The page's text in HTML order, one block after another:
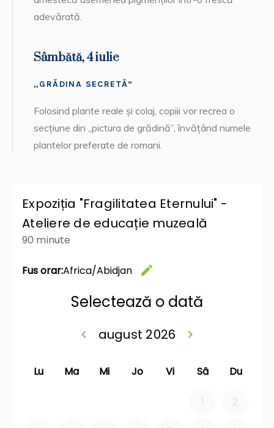
adevărată.
Sâmbătă, 4 iulie
„GRĂDINA SECRETĂ”
Folosind plante reale și colaj, copiii vor recrea o
secțiune din „pictura de grădină”, învățând numele
plantelor preferate de romani.